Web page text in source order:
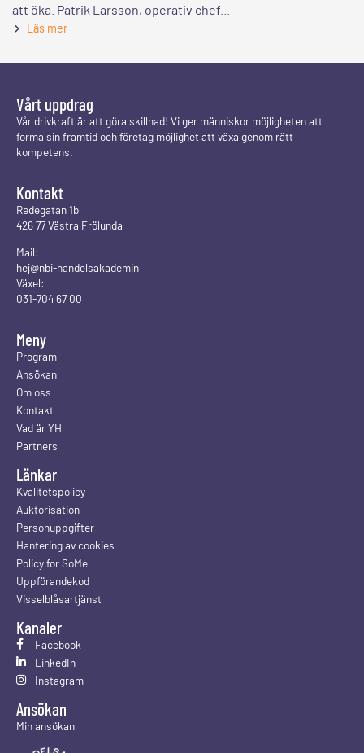
att öka. Patrik Larsson, operativ chef...
Läs mer
Vårt uppdrag
Vår drivkraft är att göra skillnad! Vi ger människor möjligheten att
forma sin framtid och företag möjlighet att växa genom rätt
kompetens.
Kontakt
Redegatan 1b
426 77 Västra Frölunda
Mail:
hej@nbi-handelsakademin
Växel:
031-704 67 00
Meny
Program
Ansökan
Om oss
Kontakt
Vad är YH
Partners
Länkar
Kvalitetspolicy
Auktorisation
Personuppgifter
Hantering av cookies
Policy for SoMe
Uppförandekod
Visselblåsartjänst
Kanaler
Facebook
LinkedIn
Instagram
Ansökan
Min ansökan